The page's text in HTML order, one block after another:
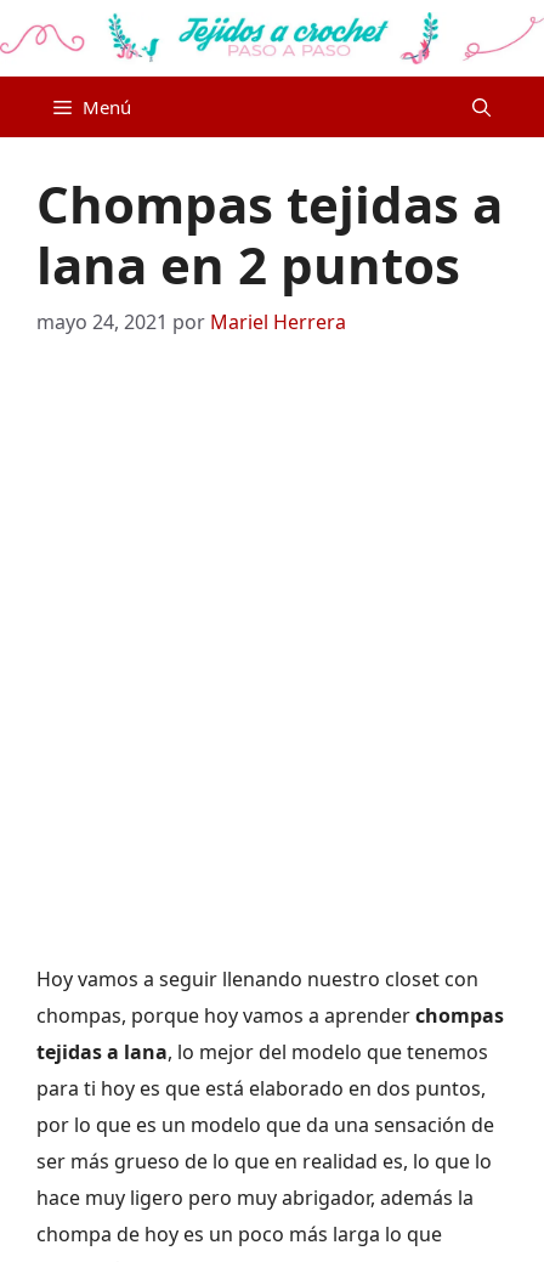
al
Menú
Chompas tejidas a
lana en 2 puntos
mayo 24, 2021 por Mariel Herrera
Hoy vamos a seguir llenando nuestro closet con
chompas, porque hoy vamos a aprenderchompas
tejidas a lana, lo mejor del modelo que tenemos
para ti hoy es que está elaborado en dos puntos,
por lo que es un modelo que da una sensación de
ser más grueso de lo que en realidad es, lo que lo
hace muy ligero pero muy abrigador, además la
chompa de hoy es un poco más larga lo que